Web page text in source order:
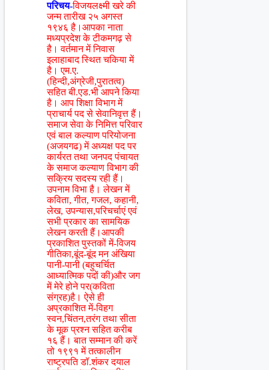
परिचय-विजयलक्ष्मी खरे की
जन्म तारीख २५ अगस्त
१९४६ है।आपका नाता
मध्यप्रदेश के टीकमगढ़ से
है। वर्तमान में निवास
इलाहाबाद स्थित चकिया में
है। एम.ए.
(हिन्दी,अंग्रेजी,पुरातत्व)
सहित बी.एड.भी आपने किया
है। आप शिक्षा विभाग में
प्राचार्य पद से सेवानिवृत्त हैं।
समाज सेवा के निमित्त परिवार
एवं बाल कल्याण परियोजना
(अजयगढ) में अध्यक्ष पद पर
कार्यरत तथा जनपद पंचायत
के समाज कल्याण विभाग की
सक्रिय सदस्य रही हैं।
उपनाम विभा है। लेखन में
कविता, गीत, गजल, कहानी,
लेख, उपन्यास,परिचर्चाएं एवं
सभी प्रकार का सामयिक
लेखन करती हैं।आपकी
प्रकाशित पुस्तकों में-विजय
गीतिका,बूंद-बूंद मन अंखिया
पानी-पानी (बहुचर्चित
आध्यात्मिक पदों की)और जग
में मेरे होने पर(कविता
संग्रह)है। ऐसे ही
अप्रकाशित में-विहग
स्वन,चिंतन,तरंग तथा सीता
के मूक प्रश्न सहित करीब
१६ हैं। बात सम्मान की करें
तो १९९१ में तत्कालीन
राष्ट्रपति डॉ.शंकर दयाल